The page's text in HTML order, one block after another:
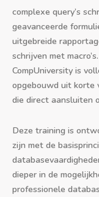
complexe query’s
geavanceerde
uitgebreide
schrijven met
CompUniversity is
opgebouwd uit korte
die direct aansluiten
Deze training is
zijn met de
dieper in de
professionele